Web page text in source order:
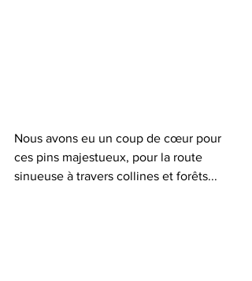
Nous avons eu un coup de cœur pour
ces pins majestueux, pour la route
sinueuse à travers collines et forêts...